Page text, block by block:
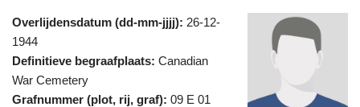
Overlijdensdatum (dd-mm-jjjj): 26-12-
1944
Definitieve begraafplaats: Canadian
War Cemetery
Grafnummer (plot, rij, graf): 09 E 01